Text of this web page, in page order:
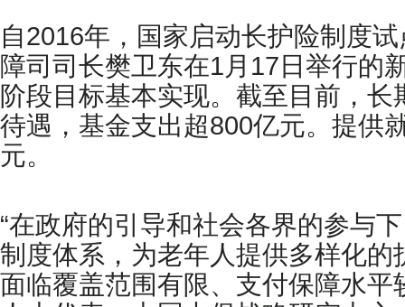
自2016年，国家启动长护险制度
障司司长樊卫东在1月17日举行的
阶段目标基本实现。截至目前，
待遇，基金支出超800亿元。提供
元。
“在政府的引导和社会各界的参与
制度体系，为老年人提供多样化
面临覆盖范围有限、支付保障水